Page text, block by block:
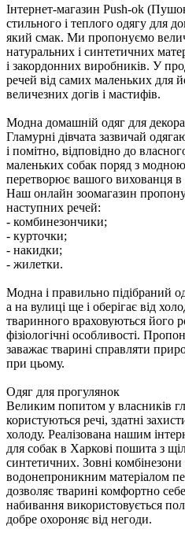
Інтернет-магазин Push-ok
стильного і теплого одягу для
який смак. Ми пропонуємо
натуральних і синтетичних
і закордонних виробників. У
речей від самих маленьких для
величезних догів і мастифів.
Модна домашній одяг для
Гламурні дівчата зазвичай
і помітно, відповідно до
маленьких собак поряд з
перетворює вашого вихованця в
Наш онлайн зоомагазин
наступних речей:
- комбинезончики;
- курточки;
- накидки;
- жилетки.
Модна і правильно підібраний
а на вулиці ще і оберігає від
тваринного враховуються його
фізіологічні особливості.
заважає тварині справляти
при цьому.
Одяг для прогулянок
Великим попитом у власників
користуються речі, здатні
холоду. Реалізована нашим
для собак в Харкові пошита з
синтетичних. Зовні
водонепроникним матеріалом
дозволяє тварині комфортно
набивання використовується
добре охороняє від негоди.